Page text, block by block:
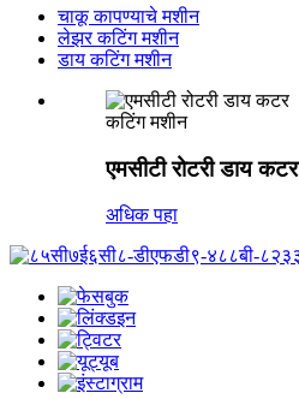
चाकू कापण्याचे मशीन
लेझर कटिंग मशीन
डाय कटिंग मशीन
कटिंग मशीन
एमसीटी रोटरी डाय कटर
अधिक पहा